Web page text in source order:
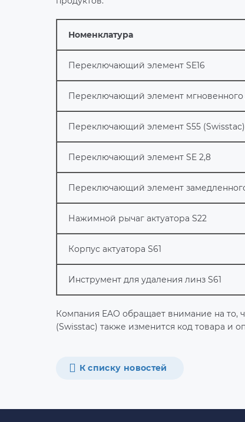
Номенклатура
Переключающий элемент SE16
Переключающий элемент мгновенного
Переключающий элемент S55 (Swisstac)
Переключающий элемент SE 2,8
Переключающий элемент замедленного
Нажимной рычаг актуатора S22
Корпус актуатора S61
Инструмент для удаления линз S61
Компания EAO обращает внимание на
(Swisstac) также изменится код товара и
К списку новостей